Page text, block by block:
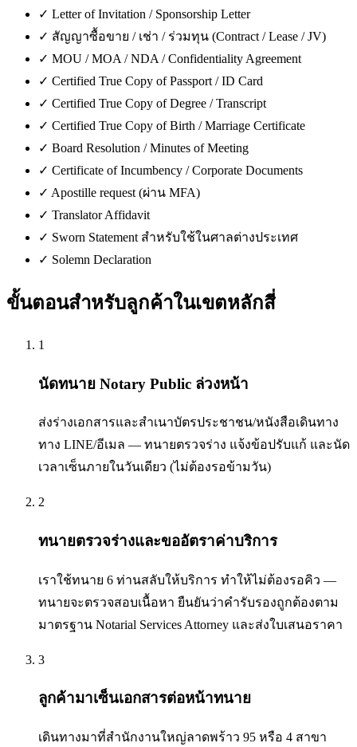
✓ Letter of Invitation / Sponsorship Letter
✓ สัญญาซื้อขาย / เช่า / ร่วมทุน (Contract / Lease / JV)
✓ MOU / MOA / NDA / Confidentiality Agreement
✓ Certified True Copy of Passport / ID Card
✓ Certified True Copy of Degree / Transcript
✓ Certified True Copy of Birth / Marriage Certificate
✓ Board Resolution / Minutes of Meeting
✓ Certificate of Incumbency / Corporate Documents
✓ Apostille request (ผ่าน MFA)
✓ Translator Affidavit
✓ Sworn Statement สำหรับใช้ในศาลต่างประเทศ
✓ Solemn Declaration
ขั้นตอนสำหรับลูกค้าในเขตหลักสี่
1
นัดทนาย Notary Public ล่วงหน้า
ส่งร่างเอกสารและสำเนาบัตรประชาชน/หนังสือเดินทาง
ทาง LINE/อีเมล — ทนายตรวจร่าง แจ้งข้อปรับแก้ และนัด
เวลาเซ็นภายในวันเดียว (ไม่ต้องรอข้ามวัน)
2
ทนายตรวจร่างและขออัตราค่าบริการ
เราใช้ทนาย 6 ท่านสลับให้บริการ ทำให้ไม่ต้องรอคิว —
ทนายจะตรวจสอบเนื้อหา ยืนยันว่าคำรับรองถูกต้องตาม
มาตรฐาน Notarial Services Attorney และส่งใบเสนอราคา
3
ลูกค้ามาเซ็นเอกสารต่อหน้าทนาย
เดินทางมาที่สำนักงานใหญ่ลาดพร้าว 95 หรือ 4 สาขา